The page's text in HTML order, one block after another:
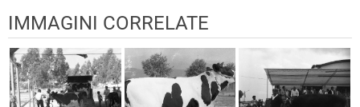
IMMAGINI CORRELATE